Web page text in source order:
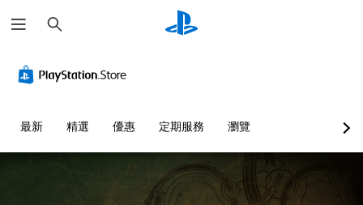
尋
最新 精選 優惠 定期服務 瀏覽